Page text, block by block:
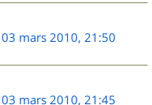
03 mars 2010, 21:50
03 mars 2010, 21:45